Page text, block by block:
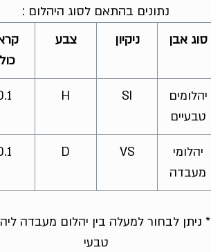
נתונים בהתאם לסוג היהלום :
סוג אבן
ניקיון צבע
יהלומים
טבעיים
SI
H
יהלומי
מעבדה
VS
D
* ניתן לבחור למעלה בין יהלום מעבדה
טבעי